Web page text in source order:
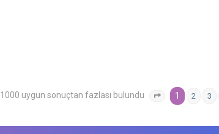
1000 uygun sonuçtan fazlası bulundu . sayfa (Toplam
1 2 3